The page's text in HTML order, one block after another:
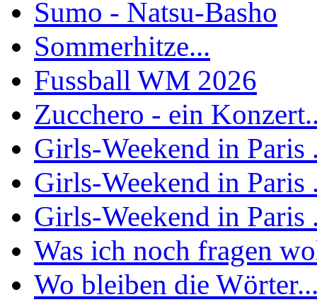
Sumo - Natsu-Basho
Sommerhitze...
Fussball WM 2026
Zucchero - ein
Girls-Weekend in Paris
Girls-Weekend in Paris
Girls-Weekend in Paris
Was ich noch fragen
Wo bleiben die